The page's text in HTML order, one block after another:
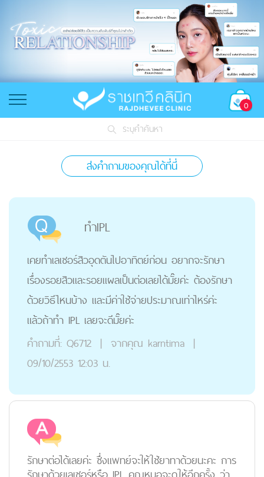
0
ระบุคำค้นหา
ส่งคำถามของคุณได้ที่นี่
ทำIPL
เคยทำเลเซอร์สิวอุดตันไปอาทิตย์ก่อน อยากจะรักษา
เรื่องรอยสิวและรอยแผลเป็นต่อเลยได้มั๊ยค่ะ ต้องรักษา
ด้วยวิธีไหนบ้าง และมีค่าใช้จ่ายประมาณเท่าไหร่ค่ะ
แล้วถ้าทำ IPL เลยจะดีมั๊ยค่ะ
คำถามที่: Q6712 | จากคุณ karntima |
09/10/2553 12:03 น.
รักษาต่อได้เลยค่ะ ซึ่งแพทย์จะให้ใช้ยาทาด้วยนะคะ การ